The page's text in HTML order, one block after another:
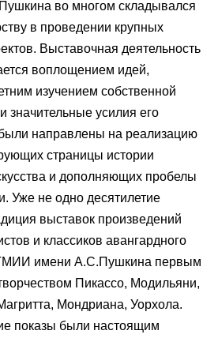
во многом складывался
в проведении крупных
Выставочная деятельность
воплощением идей,
изучением собственной
значительные усилия его
были направлены на реализацию
страницы истории
и дополняющих пробелы
Уже не одно десятилетие
выставок произведений
и классиков авангардного
ГМИИ имени А.С.Пушкина первым
Пикассо, Модильяни,
Мондриана, Уорхола.
показы были настоящим